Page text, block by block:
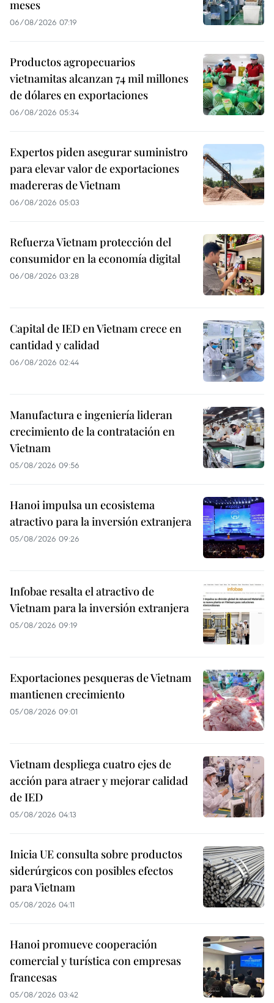
meses
06/08/2026 07:19
Productos agropecuarios
vietnamitas alcanzan 74 mil millones
de dólares en exportaciones
06/08/2026 05:34
Expertos piden asegurar suministro
para elevar valor de exportaciones
madereras de Vietnam
06/08/2026 05:03
Refuerza Vietnam protección del
consumidor en la economía digital
06/08/2026 03:28
Capital de IED en Vietnam crece en
cantidad y calidad
06/08/2026 02:44
Manufactura e ingeniería lideran
crecimiento de la contratación en
Vietnam
05/08/2026 09:56
Hanoi impulsa un ecosistema
atractivo para la inversión extranjera
05/08/2026 09:26
Infobae resalta el atractivo de
Vietnam para la inversión extranjera
05/08/2026 09:19
Exportaciones pesqueras de Vietnam
mantienen crecimiento
05/08/2026 09:01
Vietnam despliega cuatro ejes de
acción para atraer y mejorar calidad
de IED
05/08/2026 04:13
Inicia UE consulta sobre productos
siderúrgicos con posibles efectos
para Vietnam
05/08/2026 04:11
Hanoi promueve cooperación
comercial y turística con empresas
francesas
05/08/2026 03:42